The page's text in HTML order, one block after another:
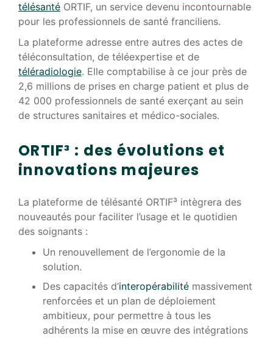
télésanté ORTIF, un service devenu incontournable
pour les professionnels de santé franciliens.
La plateforme adresse entre autres des actes de
téléconsultation, de téléexpertise et de
téléradiologie. Elle comptabilise à ce jour près de
2,6 millions de prises en charge patient et plus de
42 000 professionnels de santé exerçant au sein
de structures sanitaires et médico-sociales.
ORTIF³ : des évolutions et
innovations majeures
La plateforme de télésanté ORTIF³ intègrera des
nouveautés pour faciliter l’usage et le quotidien
des soignants :
Un renouvellement de l’ergonomie de la
solution.
Des capacités d’interopérabilité massivement
renforcées et un plan de déploiement
ambitieux, pour permettre à tous les
adhérents la mise en œuvre des intégrations